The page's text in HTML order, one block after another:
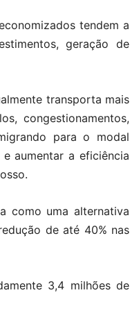
tendem a
geração de
transporta mais
congestionamentos,
para o modal
aumentar a eficiência
como uma alternativa
de até 40% nas
3,4 milhões de